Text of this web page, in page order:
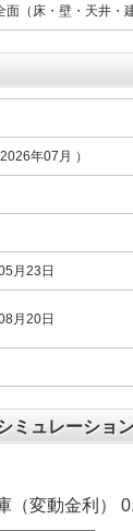
面（床・壁・天井・
2026年07月 ）
月23日
月20日
ミュレーショ
（変動金利）